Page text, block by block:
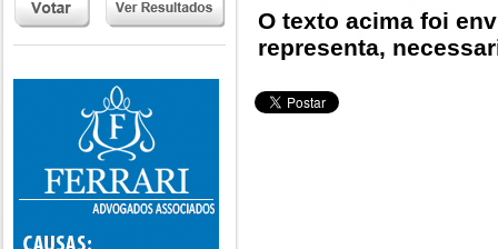
O texto acima foi
representa,